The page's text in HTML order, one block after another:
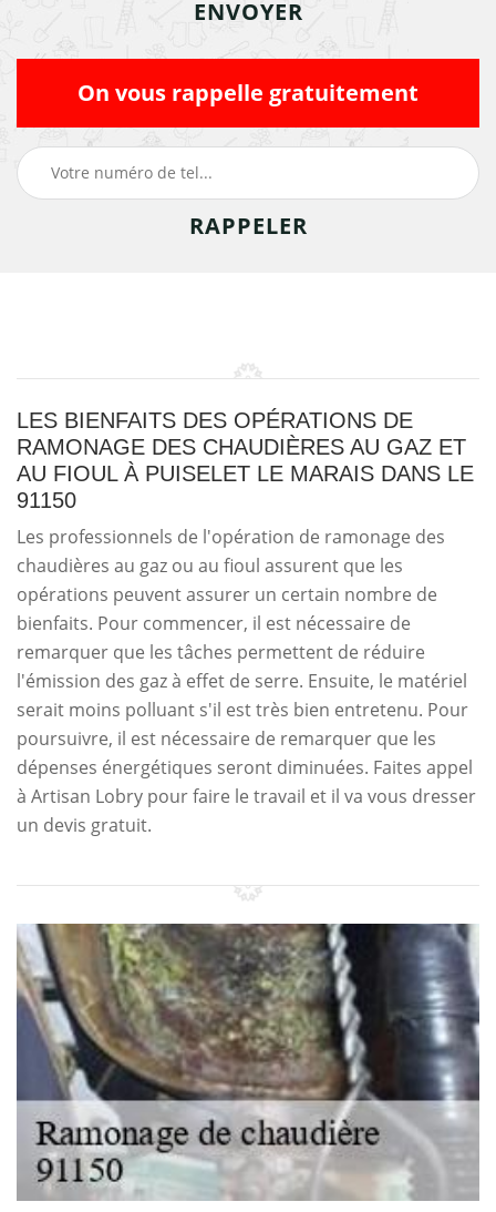
On vous rappelle gratuitement
LES BIENFAITS DES OPÉRATIONS DE
RAMONAGE DES CHAUDIÈRES AU GAZ ET
AU FIOUL À PUISELET LE MARAIS DANS LE
91150
Les professionnels de l'opération de ramonage des
chaudières au gaz ou au fioul assurent que les
opérations peuvent assurer un certain nombre de
bienfaits. Pour commencer, il est nécessaire de
remarquer que les tâches permettent de réduire
l'émission des gaz à effet de serre. Ensuite, le matériel
serait moins polluant s'il est très bien entretenu. Pour
poursuivre, il est nécessaire de remarquer que les
dépenses énergétiques seront diminuées. Faites appel
à Artisan Lobry pour faire le travail et il va vous dresser
un devis gratuit.